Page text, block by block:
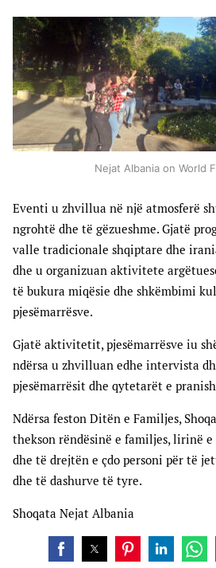
Nejat Albania on World
Eventi u zhvillua në një atmosferë
ngrohtë dhe të gëzueshme. Gjatë
valle tradicionale shqiptare dhe
dhe u organizuan aktivitete
të bukura miqësie dhe shkëmbimi
pjesëmarrësve.
Gjatë aktivitetit, pjesëmarrësve iu
ndërsa u zhvilluan edhe intervista
pjesëmarrësit dhe qytetarët e
Ndërsa feston Ditën e Familjes,
thekson rëndësinë e familjes, lirinë
dhe të drejtën e çdo personi për të
dhe të dashurve të tyre.
Shoqata Nejat Albania